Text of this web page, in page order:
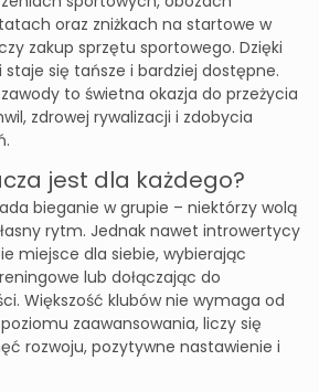
oraz zniżkach na startowe w
zakup sprzętu sportowego. Dzięki
się tańsze i bardziej dostępne.
to świetna okazja do przeżycia
zdrowej rywalizacji i zdobycia
jest dla każdego?
bieganie w grupie – niektórzy wolą
rytm. Jednak nawet introwertycy
miejsce dla siebie, wybierając
lub dołączając do
Większość klubów nie wymaga od
zaawansowania, liczy się
rozwoju, pozytywne nastawienie i